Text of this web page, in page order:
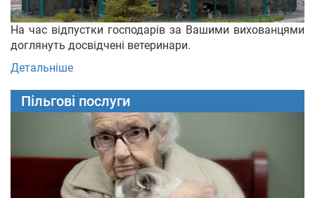
На час відпустки господарів за Вашими вихованцями
доглянуть досвідчені ветеринари.
Детальніше
Пільгові послуги